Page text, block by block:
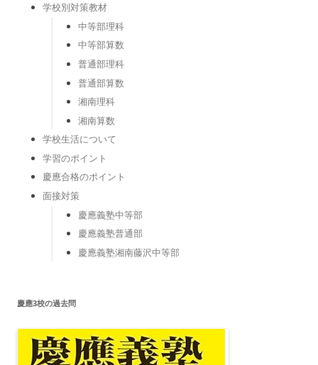
学校別対策教材
中等部理科
中等部算数
普通部理科
普通部算数
湘南理科
湘南算数
学校生活について
学習のポイント
慶應合格のポイント
面接対策
慶應義塾中等部
慶應義塾普通部
慶應義塾湘南藤沢中等部
慶應3校の過去問